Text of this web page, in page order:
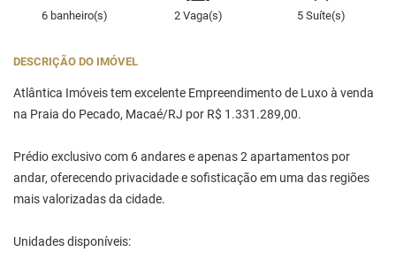
6 banheiro(s) 2 Vaga(s) 5 Suíte(s)
DESCRIÇÃO DO IMÓVEL
Atlântica Imóveis tem excelente Empreendimento de Luxo à venda
na Praia do Pecado, Macaé/RJ por R$ 1.331.289,00.
Prédio exclusivo com 6 andares e apenas 2 apartamentos por
andar, oferecendo privacidade e sofisticação em uma das regiões
mais valorizadas da cidade.
Unidades disponíveis: